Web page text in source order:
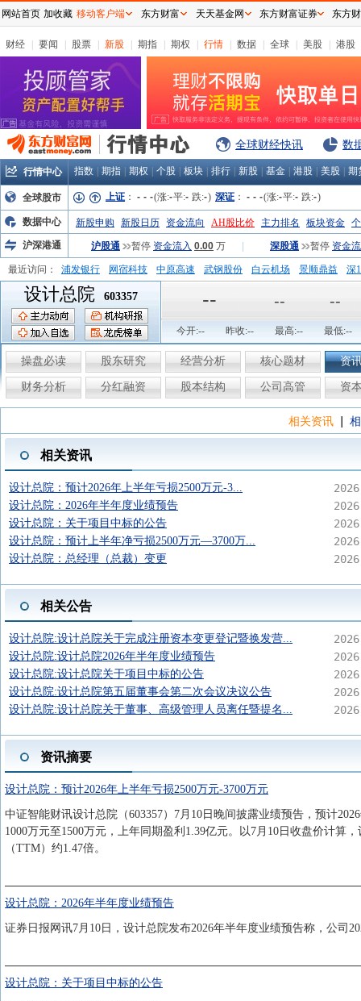
财经 要闻 股票 新股 期指 期权 行情 数据 全球 美股 港股
全球财经快讯 数
行情中心 指数 期指 期权 个股 板块 排行 新股 基金 港股 美股 期
全球股市 上证 ： - - -(涨:-平:- 跌:-) 深证 ： - - -(涨:-平:- 跌:-)
数据中心 新股申购 新股日历 资金流向 AH股比价 主力排名 板块资金
沪深港通
沪股通 暂停 资金流入 0.00 万 深股通 暂停 资金
最近访问： 浦发银行 网宿科技 中原高速 武钢股份 白云机场 景顺鼎益
深
弘业股份
富临运业
设计总院 603357 -- -- --
今开:-- 昨收:-- 最高:-- 最低:--
操盘必读 股东研究 经营分析 核心题材 资
财务分析 分红融资 股本结构 公司高管 资
相关资讯
相关资讯
设计总院：预计2026年上半年亏损2500万元-3...
设计总院：2026年半年度业绩预告
设计总院：关于项目中标的公告
设计总院：预计上半年净亏损2500万元—3700万...
设计总院：总经理（总裁）变更
相关公告
设计总院:设计总院关于完成注册资本变更登记暨换发营...
设计总院:设计总院2026年半年度业绩预告
设计总院:设计总院关于项目中标的公告
设计总院:设计总院第五届董事会第二次会议决议公告
设计总院:设计总院关于董事、高级管理人员离任暨提名...
资讯摘要
设计总院：预计2026年上半年亏损2500万元-3700万元
中证智能财讯设计总院（603357）7月10日晚间披露业绩预告，预计
1000万元至1500万元，上年同期盈利1.39亿元。以7月10日收盘价计算
（TTM）约1.47倍。
设计总院：2026年半年度业绩预告
证券日报网讯7月10日，设计总院发布2026年半年度业绩预告称，公司
设计总院：关于项目中标的公告
网站首页 加收藏 移动客户端 东方财富 天天基金网 东方财富证券 东方